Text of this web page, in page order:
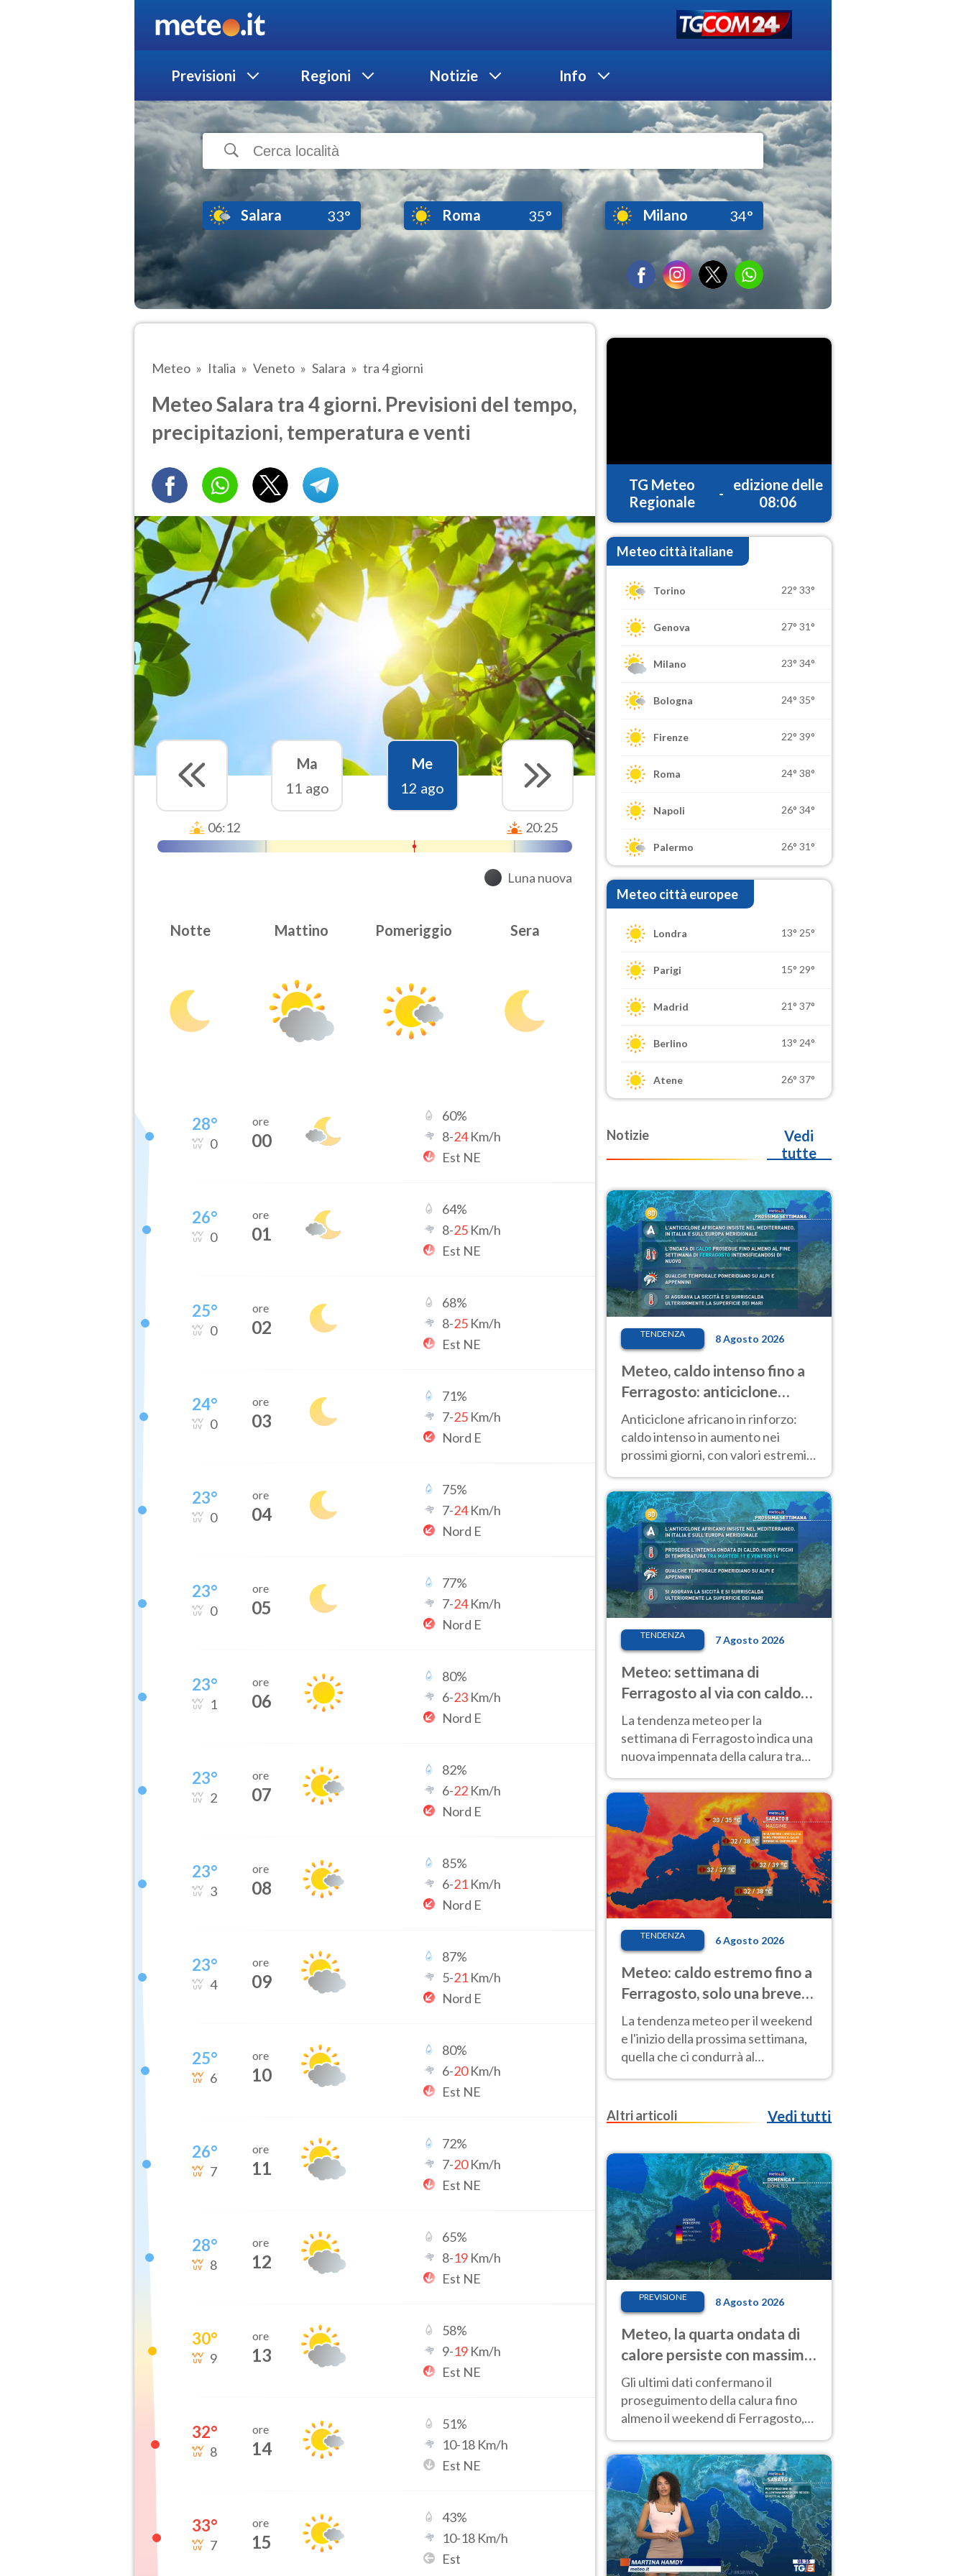
Previsioni Regioni Notizie Info
Salara 33° Roma 35° Milano 34°
Meteo Italia Veneto Salara tra 4 giorni
Meteo Salara tra 4 giorni. Previsioni del tempo,
precipitazioni, temperatura e venti
Ma
11 ago
Me
12 ago
06:12 20:25
Luna nuova
Notte Mattino Pomeriggio Sera
28°
0
ore
00
60%
8-24Km/h
Est NE
26°
0
ore
01
64%
8-25 Km/h
Est NE
25°
0
ore
02
68%
8-25 Km/h
Est NE
24°
0
ore
03
71%
7-25 Km/h
Nord E
23°
0
ore
04
75%
7-24Km/h
Nord E
23°
0
ore
05
77%
7-24Km/h
Nord E
23°
1
ore
06
80%
6-23 Km/h
Nord E
23°
2
ore
07
82%
6-22 Km/h
Nord E
23°
3
ore
08
85%
6-21 Km/h
Nord E
23°
4
ore
09
87%
5-21 Km/h
Nord E
25°
6
ore
10
80%
6-20Km/h
Est NE
26°
7
ore
11
72%
7-20Km/h
Est NE
28°
8
ore
12
65%
8-19 Km/h
Est NE
30°
9
ore
13
58%
9-19 Km/h
Est NE
32°
8
ore
14
51%
10-18 Km/h
Est NE
33°
7
ore
15
43%
10-18 Km/h
Est
TG Meteo
Regionale
-
edizione delle
08:06
Meteo città italiane
Torino 22° 33°
Genova 27° 31°
Milano 23° 34°
Bologna 24° 35°
Firenze 22° 39°
Roma 24° 38°
Napoli 26° 34°
Palermo 26° 31°
Meteo città europee
Londra 13° 25°
Parigi 15° 29°
Madrid 21° 37°
Berlino 13° 24°
Atene 26° 37°
Notizie
Vedi
tutte
TENDENZA 8 Agosto 2026
Meteo, caldo intenso fino a
Ferragosto: anticiclone
africano ancora
protagonista
Anticiclone africano in rinforzo:
caldo intenso in aumento nei
prossimi giorni, con valori estremi
d’Italia
TENDENZA 7 Agosto 2026
Meteo: settimana di
Ferragosto al via con caldo
intenso e qualche temporale
La tendenza meteo per la
settimana di Ferragosto indica una
nuova impennata della calura tra
anche al Nord.
TENDENZA 6 Agosto 2026
Meteo: caldo estremo fino a
Ferragosto, solo una breve
pausa. Ecco dove
La tendenza meteo per il weekend
e l'inizio della prossima settimana,
quella che ci condurrà al
Ferragosto, vede ancora
Altri articoli
Vedi tutti
PREVISIONE 8 Agosto 2026
Meteo, la quarta ondata di
calore persiste con massime
sempre molto elevate
Gli ultimi dati confermano il
proseguimento della calura fino
almeno il weekend di Ferragosto,
intensificazione prossima
settimana